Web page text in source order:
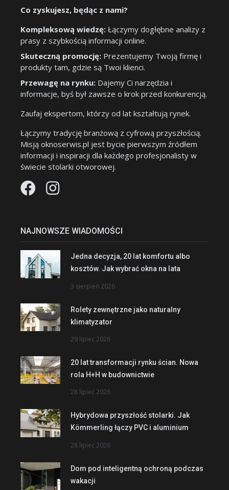
Co zyskujesz, będąc z nami?
Kompleksową wiedzę: Łączymy dogłębne analizy z
prasy z szybkością informacji online.
Skuteczną promocję: Prezentujemy Twoją firmę i
produkty tam, gdzie są Twoi klienci.
Przewagę na rynku: Dajemy Ci narzędzia i
informacje, byś był zawsze o krok przed konkurencją.
Zaufaj ekspertom, którzy od lat kształtują rynek.
Łączymy tradycję branżową z cyfrową przyszłością.
Misją oknoserwis.pl jest bycie pierwszym źródłem
informacji i inspiracji dla każdego profesjonalisty w
świecie stolarki otworowej.
NAJNOWSZE WIADOMOŚCI
Jedna decyzja, 20 lat komfortu albo
kosztów. Jak wybrać okna na lata
3 sierpień 2026
Rolety zewnętrzne jako naturalny
klimatyzator
29 lipiec 2026
20 lat transformacji rynku ścian. Nowa
rola H+H w budownictwie
28 lipiec 2026
Hybrydowa przyszłość stolarki. Jak
Kömmerling łączy PVC i aluminium
28 lipiec 2026
Dom pod inteligentną ochroną podczas
wakacji